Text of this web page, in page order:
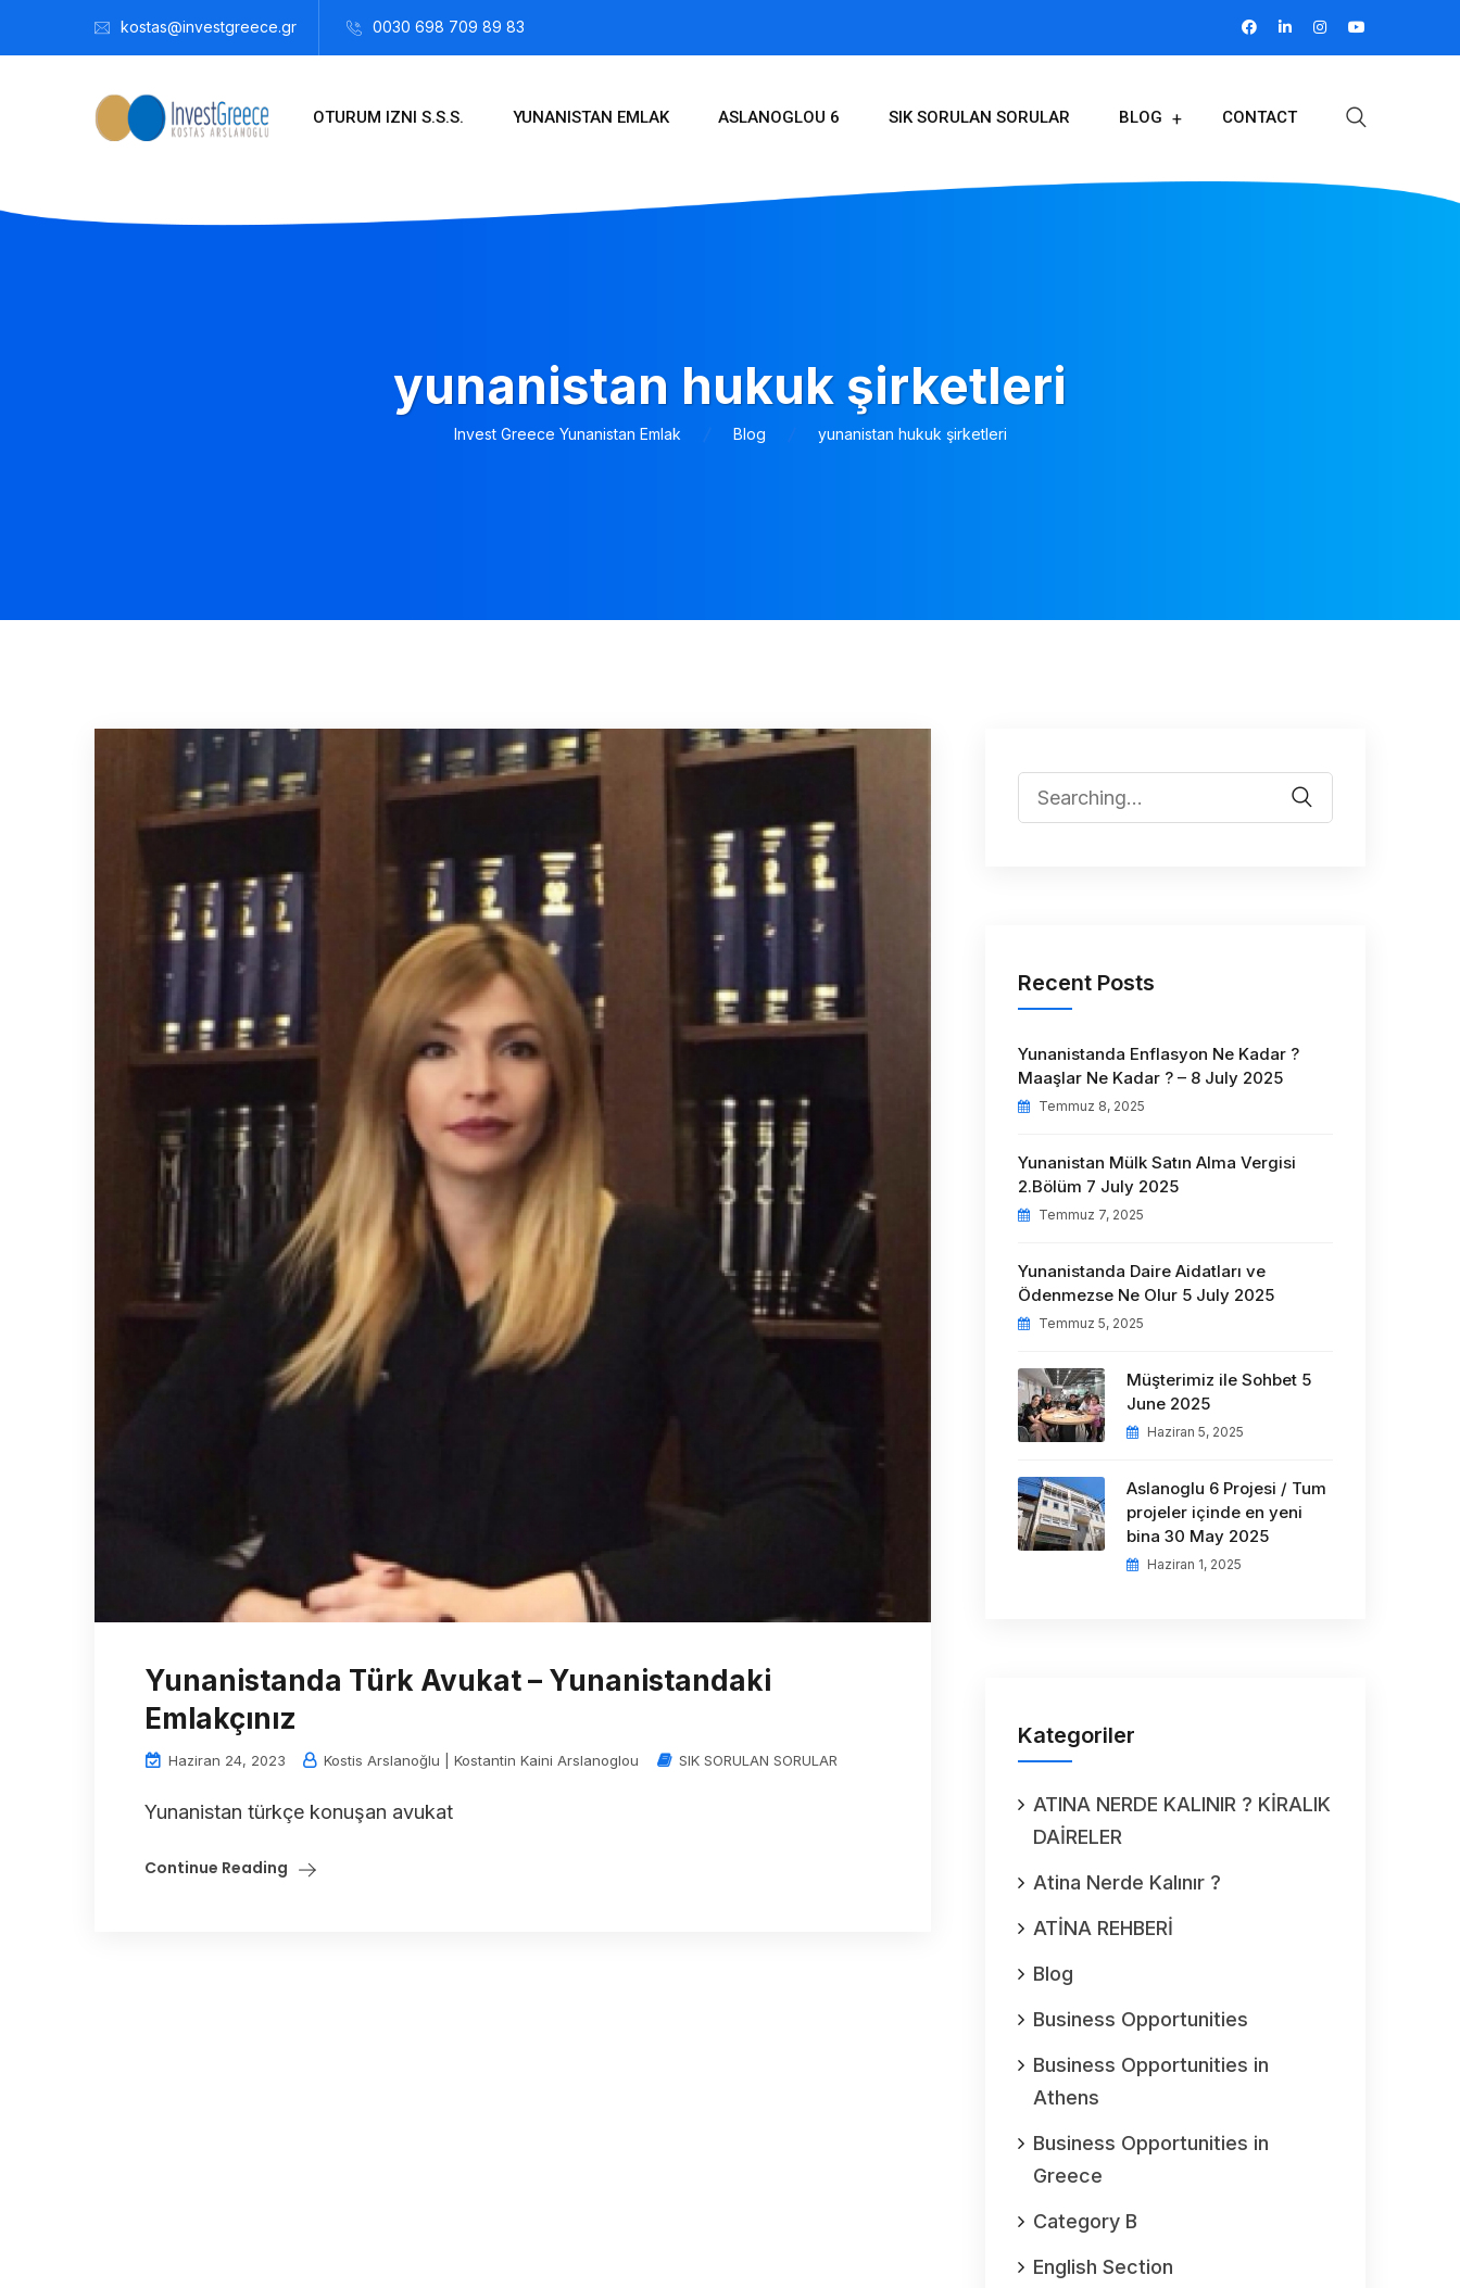
kostas@investgreece.gr 0030 698 709 89 83
OTURUM IZNI S.S.S. YUNANISTAN EMLAK ASLANOGLOU 6 SIK SORULAN SORULAR BLOG CONTACT
yunanistan hukuk şirketleri
Invest Greece Yunanistan Emlak Blog yunanistan hukuk şirketleri
Yunanistanda Türk Avukat – Yunanistandaki
Emlakçınız
Haziran 24, 2023 Kostis Arslanoğlu | Kostantin Kaini Arslanoglou SIK SORULAN SORULAR
Yunanistan türkçe konuşan avukat
Continue Reading
Recent Posts
Yunanistanda Enflasyon Ne Kadar ?
Maaşlar Ne Kadar ? – 8 July 2025
Temmuz 8, 2025
Yunanistan Mülk Satın Alma Vergisi
2.Bölüm 7 July 2025
Temmuz 7, 2025
Yunanistanda Daire Aidatları ve
Ödenmezse Ne Olur 5 July 2025
Temmuz 5, 2025
Müşterimiz ile Sohbet 5
June 2025
Haziran 5, 2025
Aslanoglu 6 Projesi / Tum
projeler içinde en yeni
bina 30 May 2025
Haziran 1, 2025
Kategoriler
ATINA NERDE KALINIR ? KİRALIK
DAİRELER
Atina Nerde Kalınır ?
ATİNA REHBERİ
Blog
Business Opportunities
Business Opportunities in
Athens
Business Opportunities in
Greece
Category B
English Section